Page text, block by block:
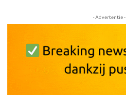
- Advertentie -